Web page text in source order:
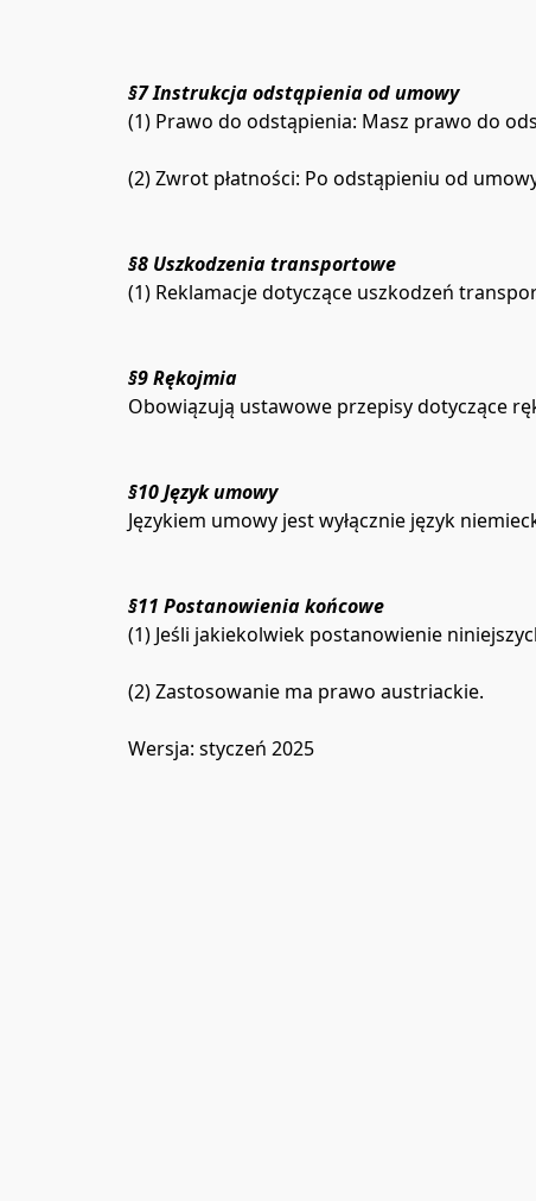
§7 Instrukcja odstąpienia od umowy
(1) Prawo do odstąpienia: Masz prawo do
(2) Zwrot płatności: Po odstąpieniu od
§8 Uszkodzenia transportowe
(1) Reklamacje dotyczące uszkodzeń
§9 Rękojmia
Obowiązują ustawowe przepisy dotyczące
§10 Język umowy
Językiem umowy jest wyłącznie język
§11 Postanowienia końcowe
(1) Jeśli jakiekolwiek postanowienie
(2) Zastosowanie ma prawo austriackie.
Wersja: styczeń 2025